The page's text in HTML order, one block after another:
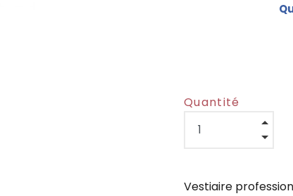
Quantité
Vestiaire